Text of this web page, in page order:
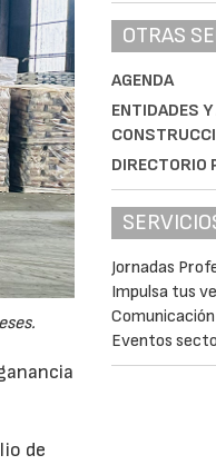
de
OTRAS
AGENDA
ENTIDADES
DIRECTORIO
Jornadas
Impulsa tus
Eventos